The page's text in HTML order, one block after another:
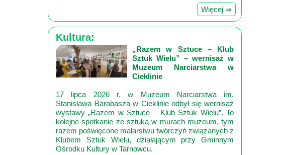
Więcej ⇒
Kultura:
„Razem w Sztuce – Klub
Sztuk Wielu” – wernisaż w
Muzeum Narciarstwa w
Cieklinie
17 lipca 2026 r. w Muzeum Narciarstwa im.
Stanisława Barabasza w Cieklinie odbył się wernisaż
wystawy „Razem w Sztuce – Klub Sztuk Wielu”. To
kolejne spotkanie ze sztuką w murach muzeum, tym
razem poświęcone malarstwu twórczyń związanych z
Klubem Sztuk Wielu, działającym przy Gminnym
Ośrodku Kultury w Tarnowcu.